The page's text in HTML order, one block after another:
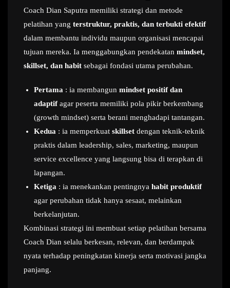
Coach Dian Saputra memiliki strategi dan metode
pelatihan yang terstruktur, praktis, dan terbukti efektif
dalam membantu individu maupun organisasi mencapai
tujuan mereka. Ia menggabungkan pendekatan mindset,
skillset, dan habit sebagai fondasi utama perubahan.
Pertama : ia membangun mindset positif dan
adaptifagar peserta memiliki pola pikir berkembang
(growth mindset) serta berani menghadapi tantangan.
Kedua : ia memperkuat skillset dengan teknik-teknik
praktis dalam leadership, sales, marketing, maupun
service excellence yang langsung bisa di terapkan di
lapangan.
Ketiga : ia menekankan pentingnya habit produktif
agar perubahan tidak hanya sesaat, melainkan
berkelanjutan.
Kombinasi strategi ini membuat setiap pelatihan bersama
Coach Dian selalu berkesan, relevan, dan berdampak
nyata terhadap peningkatan kinerja serta motivasi jangka
panjang.